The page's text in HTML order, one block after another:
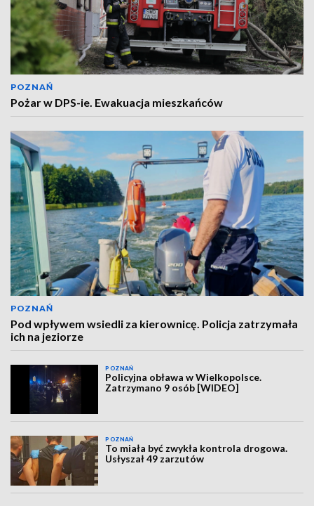
POZNAŃ
Pożar w DPS-ie. Ewakuacja mieszkańców
POZNAŃ
Pod wpływem wsiedli za kierownicę. Policja zatrzymała
ich na jeziorze
POZNAŃ
Policyjna obława w Wielkopolsce.
Zatrzymano 9 osób [WIDEO]
POZNAŃ
To miała być zwykła kontrola drogowa.
Usłyszał 49 zarzutów